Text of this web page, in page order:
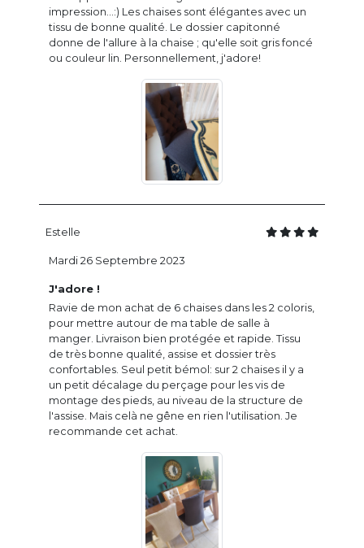
impression...:) Les chaises sont élégantes avec un
tissu de bonne qualité. Le dossier capitonné
donne de l'allure à la chaise ; qu'elle soit gris foncé
ou couleur lin. Personnellement, j'adore!
Estelle
J'adore !
Ravie de mon achat de 6 chaises dans les 2 coloris,
pour mettre autour de ma table de salle à
manger. Livraison bien protégée et rapide. Tissu
de très bonne qualité, assise et dossier très
confortables. Seul petit bémol: sur 2 chaises il y a
un petit décalage du perçage pour les vis de
montage des pieds, au niveau de la structure de
l'assise. Mais celà ne gêne en rien l'utilisation. Je
recommande cet achat.
Mardi 26 Septembre 2023